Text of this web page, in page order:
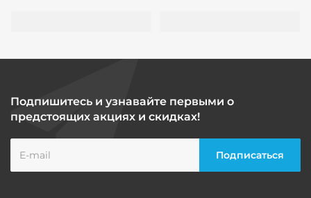
Подпишитесь и узнавайте первыми о
предстоящих акциях и скидках!